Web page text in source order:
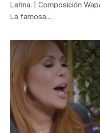
Latina. | Composición
La famosa…